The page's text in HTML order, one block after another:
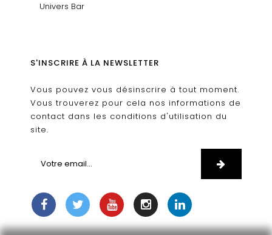
Univers Bar
S'INSCRIRE À LA NEWSLETTER
Vous pouvez vous désinscrire à tout moment.
Vous trouverez pour cela nos informations de
contact dans les conditions d'utilisation du
site.